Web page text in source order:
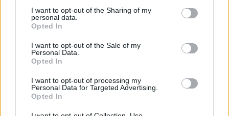
not limited to your visit or usage behaviour. You may click to
grant or deny consent to Google and its third-party tags to
use your data for below specified purposes in below Google
consent section.
I want to opt-out of the Sharing of my
personal data.
Opted In
I want to opt-out of the Sale of my
Personal Data.
Opted In
I want to opt-out of processing my
Personal Data for Targeted Advertising.
Opted In
“Το Ιράν, το οποίο διεκδικεί το δικαίωμά του να διατηρήσει ένα
πυρηνικό πρόγραμμα για μη πυρηνικούς σκοπούς…”
Reply
Mirage(@mirage)